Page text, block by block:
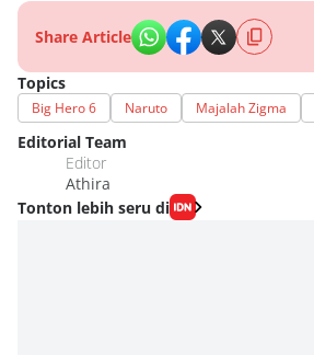
Share Article
Topics
Big Hero 6 Naruto Majalah Zigma
Editorial Team
Editor
Athira
Tonton lebih seru di